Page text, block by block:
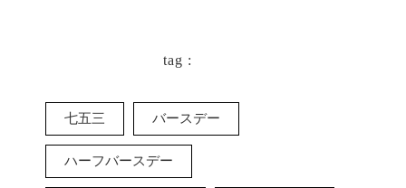
tag :
七五三 バースデー
ハーフバースデー